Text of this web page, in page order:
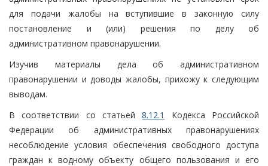
для подачи жалобы на вступившие в законную силу
постановление и (или) решения по делу об
административном правонарушении.
Изучив материалы дела об административном
правонарушении и доводы жалобы, прихожу к следующим
выводам.
В соответствии со статьей8.12.1
Кодекса Российской
Федерации об административных правонарушениях
несоблюдение условия обеспечения свободного доступа
граждан к водному объекту общего пользования и его